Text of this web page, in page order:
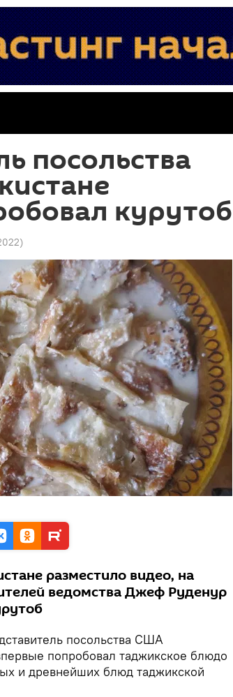
посольства
курутоб
)
разместило видео, на
ведомства Джеф Руденур
посольства США
попробовал таджикское блюдо
и древнейших блюд таджикской